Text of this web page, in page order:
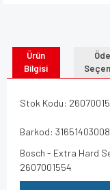
Ürün
Bilgisi
Stok Kodu:
Barkod:
Bosch - Extra Hard
2607001554